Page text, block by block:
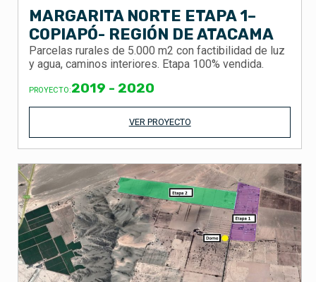
MARGARITA NORTE ETAPA 1–
COPIAPÓ- REGIÓN DE ATACAMA
Parcelas rurales de 5.000 m2 con factibilidad de luz
y agua, caminos interiores. Etapa 100% vendida.
PROYECTO:2019 - 2020
VER PROYECTO